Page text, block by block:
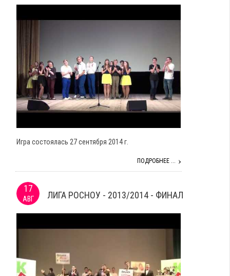
Игра состоялась 27 сентября 2014 г.
ПОДРОБНЕЕ ...
17
АВГ ЛИГА РОСНОУ - 2013/2014 - ФИНАЛ